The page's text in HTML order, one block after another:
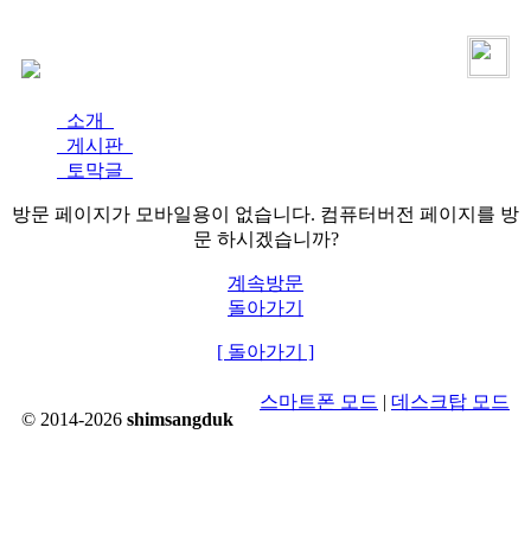
소개
게시판
토막글
방문 페이지가 모바일용이 없습니다. 컴퓨터버전 페이지를 방
문 하시겠습니까?
계속방문
돌아가기
[ 돌아가기 ]
© 2014-2026 shimsangduk
스마트폰 모드 | 데스크탑 모드